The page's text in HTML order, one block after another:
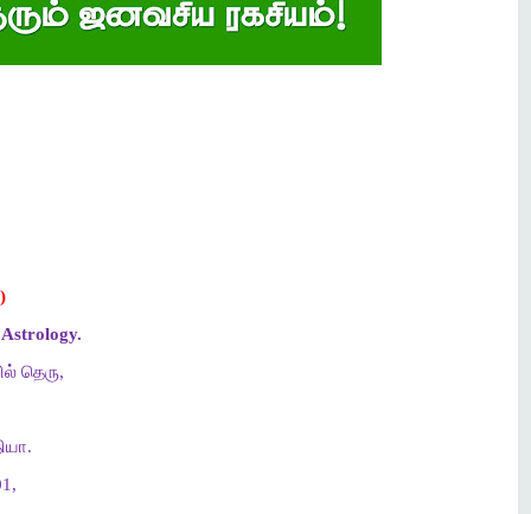
தெரு,